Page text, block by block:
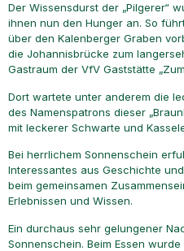
Der Wissensdurst der „Pilgerer“
ihnen nun den Hunger an. So
über den Kalenberger Graben
die Johannisbrücke zum
Gastraum der VfV Gaststätte
Dort wartete unter anderem die
des Namenspatrons dieser
mit leckerer Schwarte und
Bei herrlichem Sonnenschein
Interessantes aus Geschichte
beim gemeinsamen
Erlebnissen und Wissen.
Ein durchaus sehr gelungener
Sonnenschein. Beim Essen